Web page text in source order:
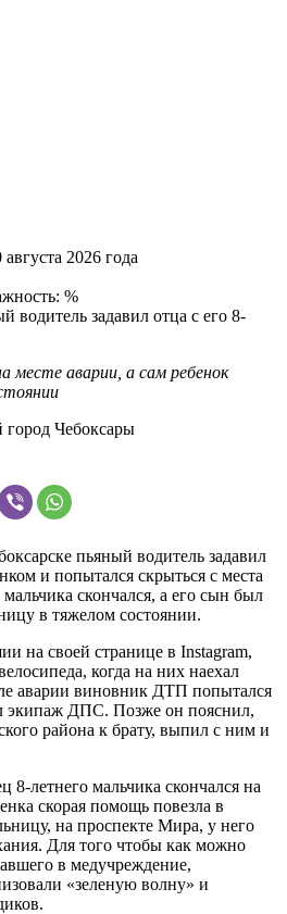
2026 года
%
водитель задавил отца с его 8-
месте аварии, а сам ребенок
Чебоксары
пьяный водитель задавил
и попытался скрыться с места
мальчика скончался, а его сын был
в тяжелом состоянии.
на своей странице в Instagram,
когда на них наехал
аварии виновник ДТП попытался
экипаж ДПС. Позже он пояснил,
района к брату, выпил с ним и
8-летнего мальчика скончался на
скорая помощь повезла в
на проспекте Мира, у него
Для того чтобы как можно
в медучреждение,
«зеленую волну» и